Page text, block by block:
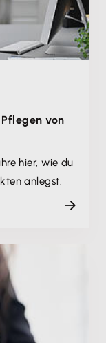
von
hier, wie du
anlegst.